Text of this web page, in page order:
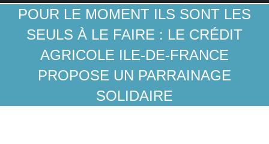
POUR LE MOMENT ILS SONT LES
SEULS À LE FAIRE : LE CRÉDIT
AGRICOLE ILE-DE-FRANCE
PROPOSE UN PARRAINAGE
SOLIDAIRE